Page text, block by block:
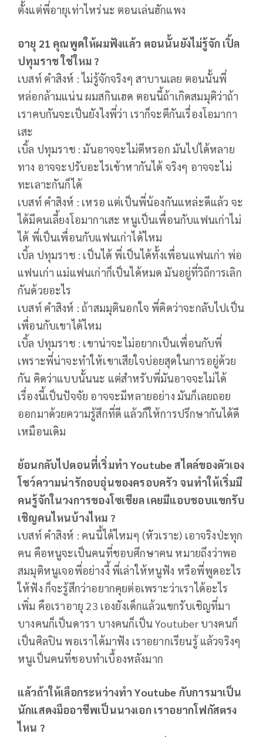
ตั้งแต่พี่อายุเท่าไหร่นะ ตอนเล่นฮักแพง
อายุ 21 คุณพูดให้ผมฟังแล้ว ตอนนั้นยังไม่รู้จัก เปิ้ล
ปทุมราช ใช่ใหม ?
เบสท์ คำสิงห์ : ไม่รู้จักจริงๆ สาบานเลย ตอนนั้นพี่
หล่อกล้ามแน่น ผมสกินเฮด ตอนนี้ถ้าเกิดสมมุติว่าถ้า
เราคบกันจะเป็นยังไงพี่ว่า เราก็จะตีกันเรื่องโอมากา
เสะ
เบิ้ล ปทุมราช : มันอาจจะไม่ตีหรอก มันไปได้หลาย
ทาง อาจจะปรับอะไรเข้าหากันได้ จริงๆ อาจจะไม่
ทะเลาะกันก็ได้
เบสท์ คำสิงห์ : เหรอ แต่เป็นพี่น้องกันแหล่ะดีแล้ว จะ
ได้มีคนเลี้ยงโอมากาเสะ หนูเป็นเพื่อนกับแฟนเก่าไม่
ได้ พี่เป็นเพื่อนกับแฟนเก่าได้ไหม
เบิ้ล ปทุมราช : เป็นได้ พี่เป็นได้ทั้งเพื่อนแฟนเก่า พ่อ
แฟนเก่า แม่แฟนเก่าก็เป็นได้หมด มันอยู่ที่วิถีการเลิก
กันด้วยอะไร
เบสท์ คำสิงห์ : ถ้าสมมุตินอกใจ พี่คิดว่าจะกลับไปเป็น
เพื่อนกับเขาได้ไหม
เบิ้ล ปทุมราช : เขาน่าจะไม่อยากเป็นเพื่อนกับพี่
เพราะพี่น่าจะทำให้เขาเสียใจบ่อยสุดในการอยู่ด้วย
กัน คิดว่าแบบนั้นนะ แต่สำหรับพี่มันอาจจะไม่ได้
เรื่องนี้เป็นปัจจัย อาจจะมีหลายอย่าง มันก็เลยถอย
ออกมาด้วยความรู้สึกที่ดี แล้วก็ให้การปรึกษากันได้ดี
เหมือนเดิม
ย้อนกลับไปตอนที่เริ่มทำ Youtube สไตล์ของตัวเอง
โชว์ความน่ารักอบอุ่นของครอบครัว จนทำให้เริ่มมี
คนรู้จักในวงการของโซเชียล เคยมีแอบชอบแขกรับ
เชิญคนไหนบ้างไหม ?
เบสท์ คำสิงห์ : คนนี้ได้ไหมๆ (หัวเราะ) เอาจริงป่ะทุก
คน คือหนูจะเป็นคนที่ชอบศึกษาคน หมายถึงว่าพอ
สมมุติหนูเจอพี่อย่างงี้ พี่เล่าให้หนูฟัง หรือพี่พูดอะไร
ให้ฟัง ก็จะรู้สึกว่าอยากคุยต่อเพราะว่าเราได้อะไร
เพิ่ม คือเราอายุ 23 เองยังเด็กแล้วแขกรับเชิญที่มา
บางคนก็เป็นดารา บางคนก็เป็น Youtuber บางคนก็
เป็นศิลปิน พอเราได้มาฟัง เราอยากเรียนรู้ แล้วจริงๆ
หนูเป็นคนที่ชอบทำเบื้องหลังมาก
แล้วถ้าให้เลือกระหว่างทำ Youtube กับการมาเป็น
นักแสดงมืออาชีพเป็นนางเอก เราอยากโฟกัสตรง
ไหน ?